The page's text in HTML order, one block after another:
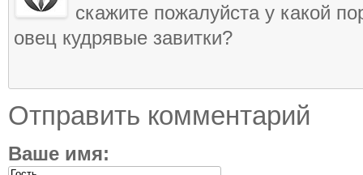
скажите пожалуйста у какой
овец кудрявые завитки?
Отправить комментарий
Ваше имя: